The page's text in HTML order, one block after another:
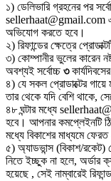
১) ডেলিভারি গ্রহনের পর
sellerhaat@gmail.com এ
অভিযোগ করতে হবে।
২) রিফান্ডের ক্ষেত্রে
৩) কোম্পানীর ভুলের কারেন
অবশ্যই সর্বোচ্চ ৩
৪) যে সকল প্রোডাক্টের
তার থেকে যদি বেশি থাকে,
৪৮ ঘন্টার মধ্যে
হবে। আপনার কমপ্লেইনটি
মধ্যে বিকাশের মাধ্যমে ফেরত
৫) অ্যাডভান্স (বিকাশ/রকেট)
নিতে ইচ্ছুক না হলে, অর্ডার
হয়েছে , সেই নাম্বারেই